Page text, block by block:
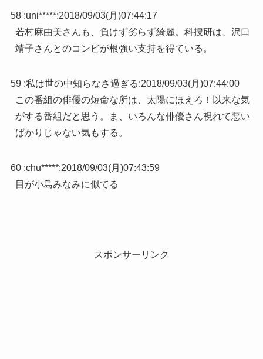
58 :uni*****:2018/09/03(月)07:44:17
若村麻由美さんも、負けず劣らず綺麗。科捜研は、沢口
靖子さんとのコンビが根強い支持を得ている。
59 :私は世の中知らなさ過ぎる:2018/09/03(月)07:44:00
この番組の俳優の短命な所は、太陽にほえろ！以来な気
がする番組だと思う。ま、いろんな俳優さん視れて悪い
ばかりじゃない気もする。
60 :chu*****:2018/09/03(月)07:43:59
目が小島みなみに似てる
スポンサーリンク